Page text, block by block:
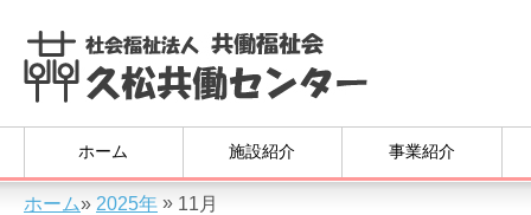
ホーム 施設紹介 事業紹介
ホーム» 2025年 » 11月